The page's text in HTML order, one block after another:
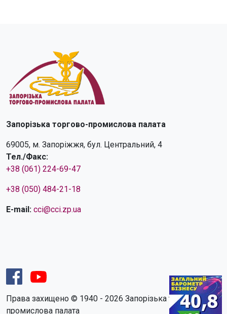
Запорізька торгово-промислова палата
69005, м. Запоріжжя, бул. Центральний, 4
Тел./Факс:
+38 (061) 224-69-47
+38 (050) 484-21-18
E-mail: cci@cci.zp.ua
Права захищено © 1940 - 2026 Запорізька торгово-
промислова палата